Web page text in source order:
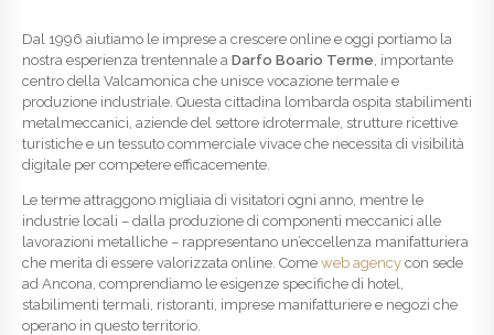
Dal 1996 aiutiamo le imprese a crescere online e oggi portiamo la
nostra esperienza trentennale a Darfo Boario Terme , importante
centro della Valcamonica che unisce vocazione termale e
produzione industriale. Questa cittadina lombarda ospita stabilimenti
metalmeccanici, aziende del settore idrotermale, strutture ricettive
turistiche e un tessuto commerciale vivace che necessita di visibilità
digitale per competere efficacemente.
Le terme attraggono migliaia di visitatori ogni anno, mentre le
industrie locali – dalla produzione di componenti meccanici alle
lavorazioni metalliche – rappresentano un’eccellenza manifatturiera
che merita di essere valorizzata online. Come web agency con sede
ad Ancona, comprendiamo le esigenze specifiche di hotel,
stabilimenti termali, ristoranti, imprese manifatturiere e negozi che
operano in questo territorio.